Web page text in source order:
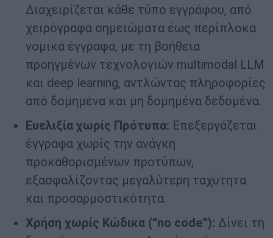
Διαχειρίζεται κάθε τύπο εγγράφου, από
χειρόγραφα σημειώματα έως περίπλοκα
νομικά έγγραφα, με τη βοήθεια
προηγμένων τεχνολογιών multimodal LLM
και deep learning, αντλώντας πληροφορίες
από δομημένα και μη δομημένα δεδομένα.
Ευελιξία χωρίς Πρότυπα: Επεξεργάζεται
έγγραφα χωρίς την ανάγκη
προκαθορισμένων προτύπων,
εξασφαλίζοντας μεγαλύτερη ταχύτητα
και προσαρμοστικότητα.
Χρήση χωρίς Κώδικα (“no code”): Δίνει τη